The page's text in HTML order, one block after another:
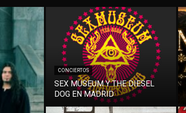
CONCIERTOS
SEX MUSEUM Y THE DIESEL
DOG EN MADRID